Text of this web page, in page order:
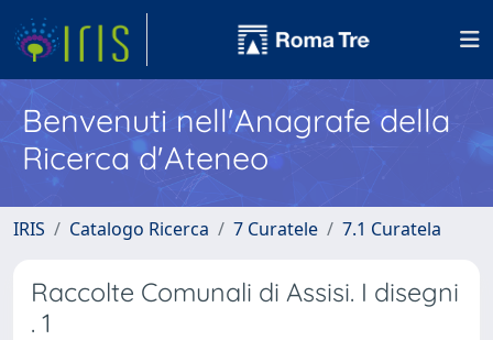
Benvenuti nell'Anagrafe della
Ricerca d'Ateneo
IRIS Catalogo Ricerca 7 Curatele 7.1 Curatela
Raccolte Comunali di Assisi. I disegni
. 1